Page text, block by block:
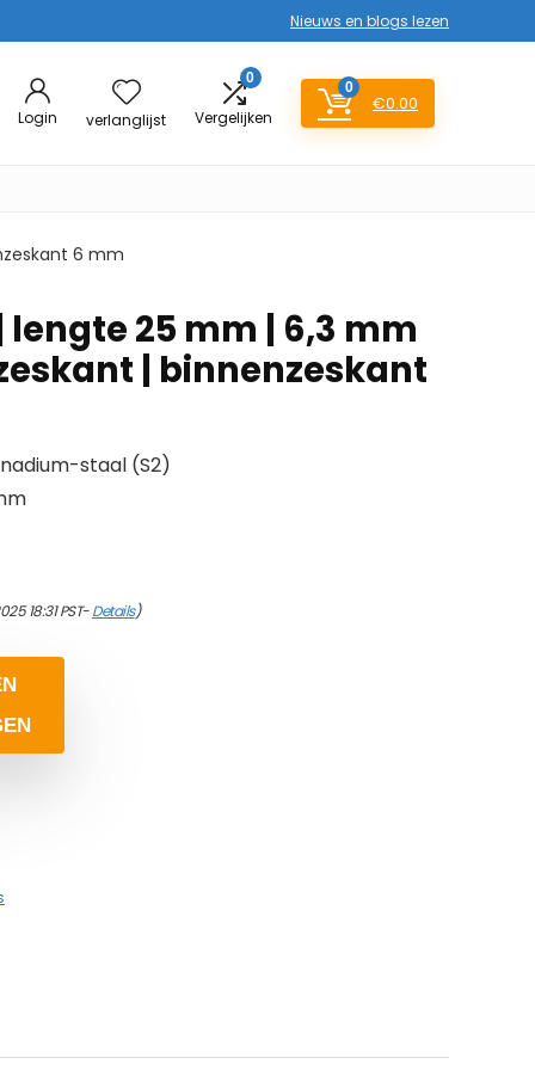
Nieuws en blogs lezen
Login verlanglijst
0
Vergelijken
0
€0.00
6 mm
| lengte 25 mm | 6,3 mm
| binnenzeskant
staal (S2)
18:31 PST-Details)